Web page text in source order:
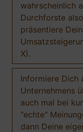
wahrscheinlich
Durchforste
präsentiere
X).
Informiere Dich
Unternehmens
auch mal bei
"echte"
dann Deine